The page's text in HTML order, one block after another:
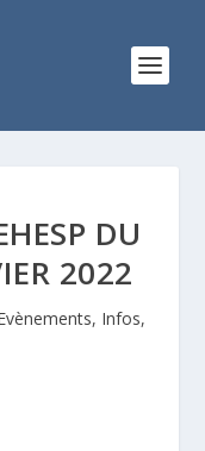
DU
2022
, Infos,